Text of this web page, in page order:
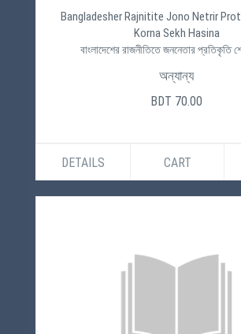
Bangladesher Rajnitite Jono Netrir
Korna Sekh Hasina
বাংলাদেশের রাজনীতিতে জননেতার প্রতিকৃতি
অন্যান্য
BDT 70.00
DETAILS CART